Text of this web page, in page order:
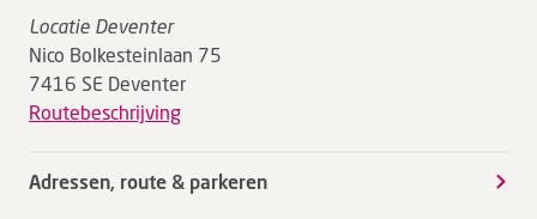
Locatie Deventer
Nico Bolkesteinlaan 75
7416 SE Deventer
Routebeschrijving
Adressen, route & parkeren